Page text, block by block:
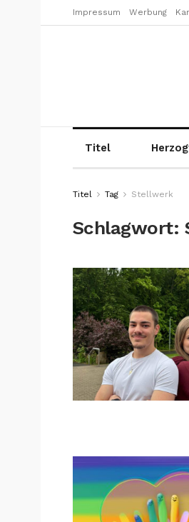
Impressum Werbung
Titel
Titel Tag Stellwerk
Schlagwort: